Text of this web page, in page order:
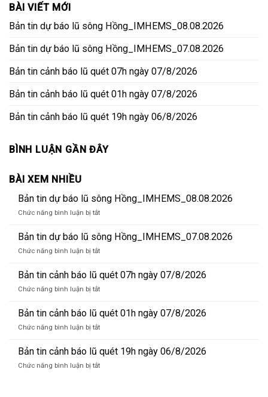
BÀI VIẾT MỚI
Bản tin dự báo lũ sông Hồng_IMHEMS_08.08.2026
Bản tin dự báo lũ sông Hồng_IMHEMS_07.08.2026
Bản tin cảnh báo lũ quét 07h ngày 07/8/2026
Bản tin cảnh báo lũ quét 01h ngày 07/8/2026
Bản tin cảnh báo lũ quét 19h ngày 06/8/2026
BÌNH LUẬN GẦN ĐÂY
BÀI XEM NHIỀU
Bản tin dự báo lũ sông Hồng_IMHEMS_08.08.2026
Chức năng bình luận bị tắtở
tin
báo
sông
Hồng_IMHEMS_08.08.2026
Bản tin dự báo lũ sông Hồng_IMHEMS_07.08.2026
Chức năng bình luận bị tắtở
tin
dự
báo
sông
Hồng_IMHEMS_07.08.2026
Bản tin cảnh báo lũ quét 07h ngày 07/8/2026
Chức năng bình luận bị tắtở
tin
cảnh
báo
quét
07h
Bản tin cảnh báo lũ quét 01h ngày 07/8/2026
Chức năng bình luận bị tắtở
tin
cảnh
báo
Bản tin cảnh báo lũ quét 19h ngày 06/8/2026
Chức năng bình luận bị tắtở